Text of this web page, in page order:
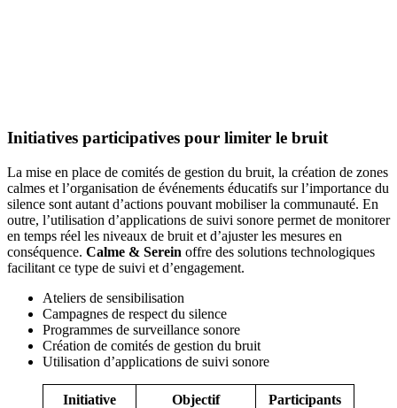
Initiatives participatives pour limiter le bruit
La mise en place de comités de gestion du bruit, la création de zones
calmes et l’organisation de événements éducatifs sur l’importance du
silence sont autant d’actions pouvant mobiliser la communauté. En
outre, l’utilisation d’applications de suivi sonore permet de monitorer
en temps réel les niveaux de bruit et d’ajuster les mesures en
conséquence. Calme & Serein offre des solutions technologiques
facilitant ce type de suivi et d’engagement.
Ateliers de sensibilisation
Campagnes de respect du silence
Programmes de surveillance sonore
Création de comités de gestion du bruit
Utilisation d’applications de suivi sonore
Initiative Objectif Participants